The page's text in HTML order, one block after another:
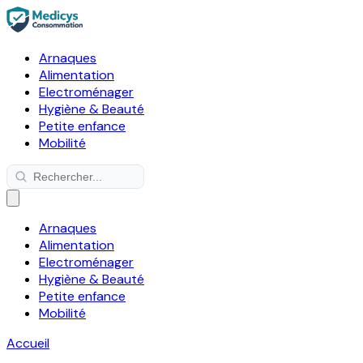
Arnaques
Alimentation
Electroménager
Hygiène & Beauté
Petite enfance
Mobilité
Arnaques
Alimentation
Electroménager
Hygiène & Beauté
Petite enfance
Mobilité
Accueil